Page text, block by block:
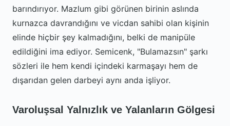
barındırıyor. Mazlum gibi görünen birinin aslında
kurnazca davrandığını ve vicdan sahibi olan kişinin
elinde hiçbir şey kalmadığını, belki de manipüle
edildiğini ima ediyor. Semicenk, "Bulamazsın" şarkı
sözleri ile hem kendi içindeki karmaşayı hem de
dışarıdan gelen darbeyi aynı anda işliyor.
Varoluşsal Yalnızlık ve Yalanların Gölgesi